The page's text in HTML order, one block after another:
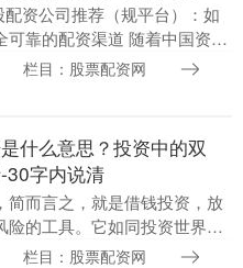
配资公司推荐（规平台）：如
可靠的配资渠道 随着中国资本
发展，股票配资作为一种杠杆
栏目：股票配资网
什么意思？投资中的双
30字内说清
简而言之，就是借钱投资，放
险的工具。它如同投资世界的
，既能让你乘风破浪，也可能
栏目：股票配资网